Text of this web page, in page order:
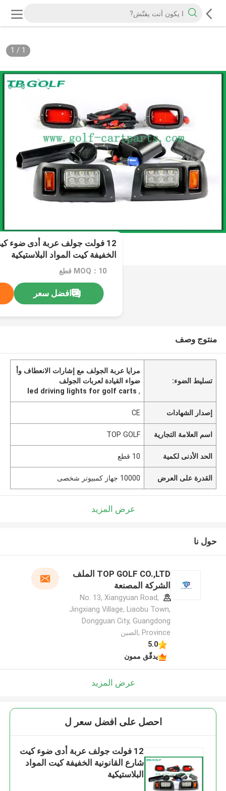
1
/
1
12 فولت جولف عربة أدى ضوء
الخفيفة كيت المواد البلاستيكية
MOQ：10 قطع
افضل سعر
منتوج وصف
تسليط الضوء:
مرايا عربة الجولف مع إشارات الانعطاف وأ
ضواء القيادة لعربات الجولف
,
led driving lights for golf carts
إصدار الشهادات CE
اسم العلامة التجارية TOP GOLF
الحد الأدنى لكمية 10 قطع
القدرة على العرض 10000 جهاز كمبيوتر شخصى
عرض المزيد
حول نا
TOP GOLF CO.,LTD الملف
الشركة المصنعة
No. 13, Xiangyuan Road,
Jingxiang Village, Liaobu Town,
Dongguan City, Guangdong
Province ,الصين
5.0
يدقّق ممون
عرض المزيد
احصل على افضل سعر ل
12 فولت جولف عربة أدى ضوء كيت
شارع القانونية الخفيفة كيت المواد
البلاستيكية